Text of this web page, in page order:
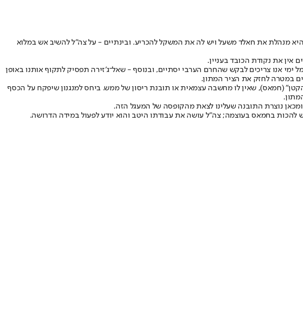
מנהלת את חאלד משעל ויש לה את המשקל להכריע. ובינתיים - על צה"ל להשיב אש במלוא
אין את נקודת הכובד בעניין.
אנו צריכים לבקש שהחרם הערבי יסתיים, ובנוסף - שאל־ג'זירה תפסיק לתקוף אותנו באופן
במטרה לחזק את הציר המתון.
(חמאס), שאין לו מחשבה עצמאית או תובנת ריסון של ממש. ביחס למנגנון שיפקח על הכסף
נוצרת התובנה שעלינו לצאת מהקופסה של המעגל הזה.
בחמאס בעוצמה; צה"ל עושה את עבודתו היטב והוא יודע לפעול במידה הדרושה.